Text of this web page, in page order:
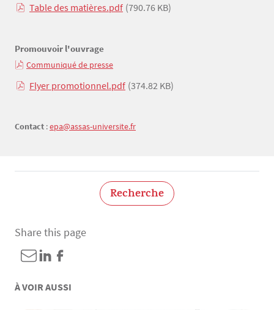
Table des matières.pdf (790.76 KB)
Promouvoir l'ouvrage
Communiqué de presse
Flyer promotionnel.pdf (374.82 KB)
Contact :epa@assas-universite.fr
Recherche
Share this page
À VOIR AUSSI